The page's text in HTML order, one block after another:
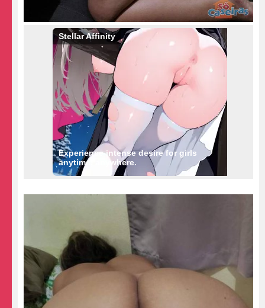
Experience intense desire for girls
anytime, anywhere.
Stellar Affinity